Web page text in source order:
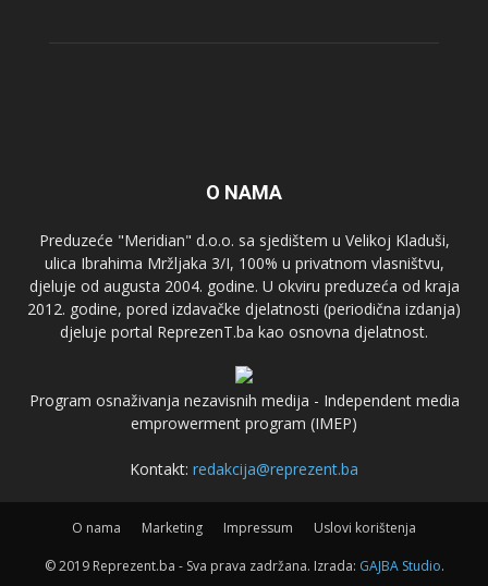
O NAMA
Preduzeće "Meridian" d.o.o. sa sjedištem u Velikoj Kladuši,
ulica Ibrahima Mržljaka 3/I, 100% u privatnom vlasništvu,
djeluje od augusta 2004. godine. U okviru preduzeća od kraja
2012. godine, pored izdavačke djelatnosti (periodična izdanja)
djeluje portal ReprezenT.ba kao osnovna djelatnost.
Program osnaživanja nezavisnih medija - Independent media
emprowerment program (IMEP)
Kontakt: redakcija@reprezent.ba
O nama Marketing Impressum Uslovi korištenja
© 2019 Reprezent.ba - Sva prava zadržana. Izrada: GAJBA Studio.